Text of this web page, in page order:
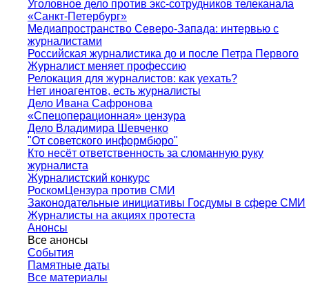
Уголовное дело против экс-сотрудников телеканала
«Санкт-Петербург»
Медиапространство Северо-Запада: интервью с
журналистами
Российская журналистика до и после Петра Первого
Журналист меняет профессию
Релокация для журналистов: как уехать?
Нет иноагентов, есть журналисты
Дело Ивана Сафронова
«Спецоперационная» цензура
Дело Владимира Шевченко
"От советского информбюро"
Кто несёт ответственность за сломанную руку
журналиста
Журналистский конкурс
РоскомЦензура против СМИ
Законодательные инициативы Госдумы в сфере СМИ
Журналисты на акциях протеста
Анонсы
Все анонсы
События
Памятные даты
Все материалы